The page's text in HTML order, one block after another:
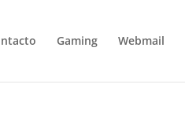
Gaming Webmail